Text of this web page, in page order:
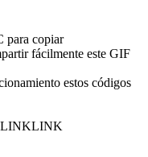
para copiar
fácilmente este GIF
estos códigos
LINK